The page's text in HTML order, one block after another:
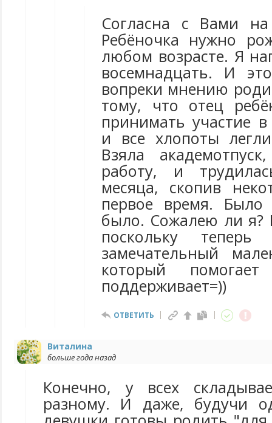
Согласна с Вами
Ребёночка нужно
любом возрасте. Я
восемнадцать. И
вопреки мнению
тому, что отец
принимать участие
и все хлопоты
Взяла
работу, и
месяца, скопив
первое время.
было. Сожалею ли я?
поскольку
замечательный
который
поддерживает=))
ОТВЕТИТЬ
Виталина
больше года назад
Конечно, у всех
разному. И даже, будучи